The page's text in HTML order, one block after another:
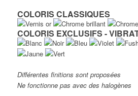
COLORIS CLASSIQUES
COLORIS EXCLUSIFS -
Différentes finitions sont proposées
Ne fonctionne pas avec des halogènes